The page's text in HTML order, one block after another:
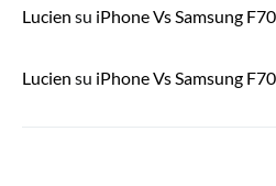
Lucien su iPhone Vs Samsung
Lucien su iPhone Vs Samsung